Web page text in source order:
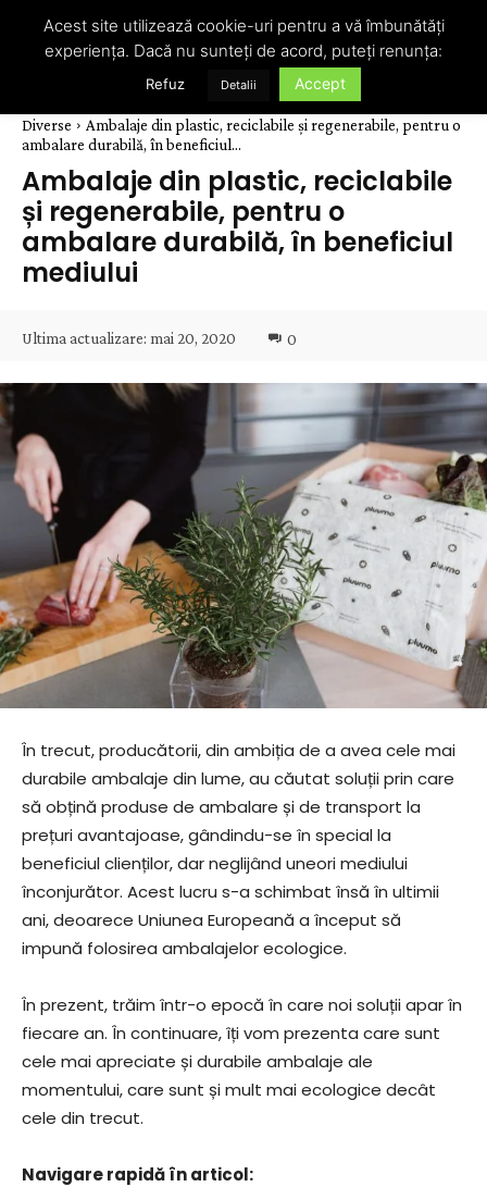
Diverse
Ambalaje din plastic, reciclabile și regenerabile, pentru o
ambalare durabilă, în beneficiul...
Ambalaje din plastic, reciclabile
și regenerabile, pentru o
ambalare durabilă, în beneficiul
mediului
Ultima actualizare: mai 20, 2020 0
În trecut, producătorii, din ambiția de a avea cele mai
durabile ambalaje din lume, au căutat soluții prin care
să obțină produse de ambalare și de transport la
prețuri avantajoase, gândindu-se în special la
beneficiul clienților, dar neglijând uneori mediului
înconjurător. Acest lucru s-a schimbat însă în ultimii
ani, deoarece Uniunea Europeană a început să
impună folosirea ambalajelor ecologice.
În prezent, trăim într-o epocă în care noi soluții apar în
fiecare an. În continuare, îți vom prezenta care sunt
cele mai apreciate și durabile ambalaje ale
momentului, care sunt și mult mai ecologice decât
cele din trecut.
Navigare rapidă în articol:
Acest site utilizează cookie-uri pentru a vă îmbunătăți
experiența. Dacă nu sunteți de acord, puteți renunța:
Refuz Detalii Accept